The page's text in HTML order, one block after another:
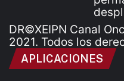
DR©XEIPN Canal
2021. Todos los
APLICACIONES